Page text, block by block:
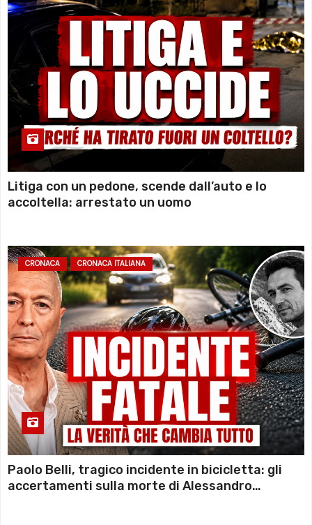
Litiga con un pedone, scende dall’auto e lo
accoltella: arrestato un uomo
CRONACA CRONACA ITALIANA
Paolo Belli, tragico incidente in bicicletta: gli
accertamenti sulla morte di Alessandro